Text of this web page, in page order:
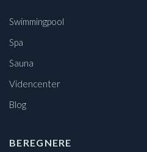
Swimmingpool
Spa
Sauna
Videncenter
Blog
BEREGNERE